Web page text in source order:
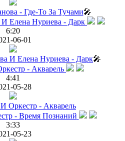
- Где-То За Тучами🎤
6:20
06-01
И Елена Нуриева - Дарк🎤
4:41
05-28
Оркестр - Акварель
3:33
05-23